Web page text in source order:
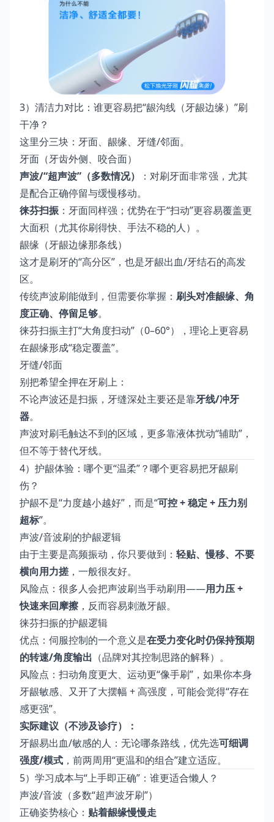
3）清洁力对比：谁更容易把“龈沟线（牙龈边缘）”刷
干净？
这里分三块：牙面、龈缘、牙缝/邻面。
牙面（牙齿外侧、咬合面）
声波/“超声波”（多数情况）
：对刷牙面非常强，尤其
是配合正确停留与缓慢移动。
徕芬扫振 ：牙面同样强；优势在于“扫动”更容易覆盖更
大面积（尤其你刷得快、手法不稳的人）。
龈缘（牙龈边缘那条线）
这才是刷牙的“高分区”，也是牙龈出血/牙结石的高发
区。
传统声波刷能做到，但需要你掌握： 刷头对准龈缘、角
度正确、停留足够。
徕芬扫振主打“大角度扫动”（0–60°），理论上更容易
在龈缘形成“稳定覆盖”。
牙缝/邻面
别把希望全押在牙刷上：
不论声波还是扫振，牙缝深处主要还是靠牙线/冲牙
器。
声波对刷毛触达不到的区域，更多靠液体扰动“辅助”，
但不等于替代牙线。
4）护龈体验：哪个更“温柔”？哪个更容易把牙龈刷
伤？
护龈不是“力度越小越好”，而是“可控 + 稳定 + 压力别
超标”。
声波/音波刷的护龈逻辑
由于主要是高频振动，你只要做到： 轻贴、慢移、不要
横向用力搓 ，一般很友好。
风险点：很多人会把声波刷当手动刷用——用力压 +
快速来回摩擦 ，反而容易刺激牙龈。
徕芬扫振的护龈逻辑
优点：伺服控制的一个意义是在受力变化时仍保持预期
的转速/角度输出 （品牌对其控制思路的解释）。
风险点：扫动角度更大、运动更“像手刷”，如果你本身
牙龈敏感、又开了大摆幅 + 高强度，可能会觉得“存在
感更强”。
实际建议（不涉及诊疗）：
牙龈易出血/敏感的人：无论哪条路线，优先选可细调
强度/模式 ，前两周用“更温和的组合”建立适应。
5）学习成本与“上手即正确”：谁更适合懒人？
声波/音波（多数“超声波牙刷”）
正确姿势核心： 贴着龈缘慢慢走